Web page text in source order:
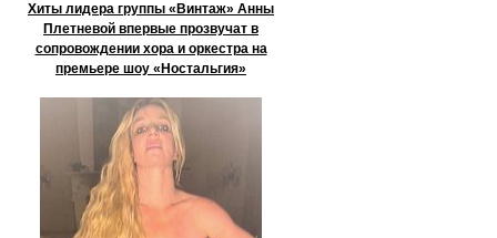
Хиты лидера группы «Винтаж» Анны
Плетневой впервые прозвучат в
сопровождении хора и оркестра на
премьере шоу «Ностальгия»